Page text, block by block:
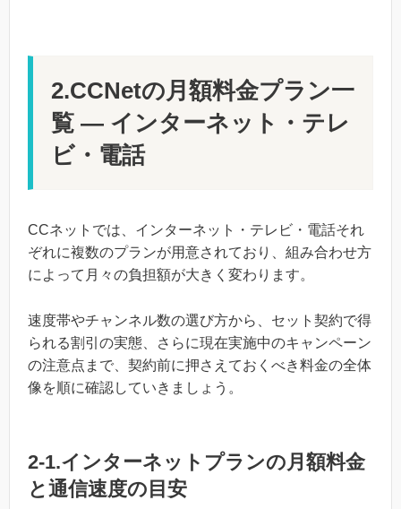
2.CCNetの月額料金プラン一
覧 — インターネット・テレ
ビ・電話
CCネットでは、インターネット・テレビ・電話それ
ぞれに複数のプランが用意されており、組み合わせ方
によって月々の負担額が大きく変わります。
速度帯やチャンネル数の選び方から、セット契約で得
られる割引の実態、さらに現在実施中のキャンペーン
の注意点まで、契約前に押さえておくべき料金の全体
像を順に確認していきましょう。
2-1.インターネットプランの月額料金
と通信速度の目安